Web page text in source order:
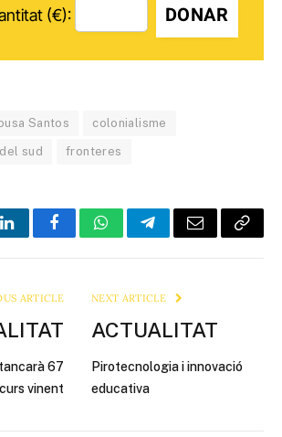
(€): DONAR
Santos colonialisme
sud fronteres
LinkedInFacebookWhatsAppTelegramEmail Copy
ARTICLE
67
vinent
NEXT ARTICLE
ACTUALITAT
Pirotecnologia i innovació
educativa